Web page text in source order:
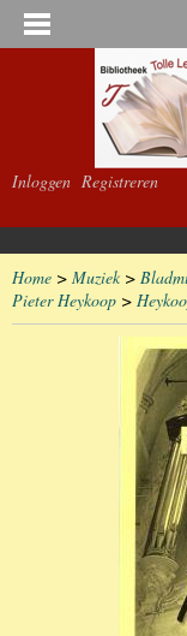
Inloggen Registreren
Home > Muziek>
Pieter Heykoop >